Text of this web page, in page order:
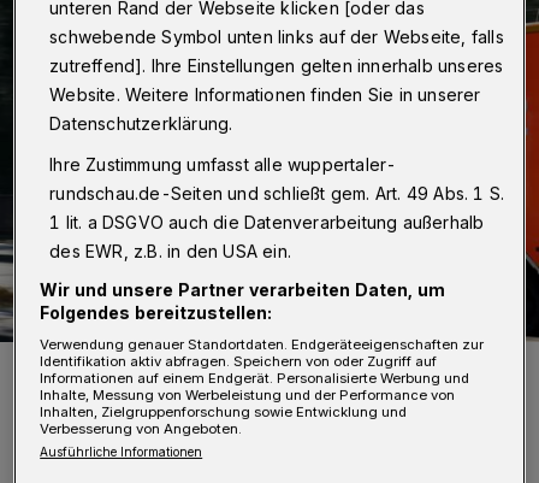
Symbolfoto.
Foto: Pixabay
unteren Rand der Webseite klicken [oder das
schwebende Symbol unten links auf der Webseite, falls
zutreffend]. Ihre Einstellungen gelten innerhalb unseres
Website. Weitere Informationen finden Sie in unserer
Datenschutzerklärung.
Ihre Zustimmung umfasst alle wuppertaler-
rundschau.de-Seiten und schließt gem. Art. 49 Abs. 1 S.
1 lit. a DSGVO auch die Datenverarbeitung außerhalb
des EWR, z.B. in den USA ein.
Wir und unsere Partner verarbeiten Daten, um
Folgendes bereitzustellen:
Verwendung genauer Standortdaten. Endgeräteeigenschaften zur
Identifikation aktiv abfragen. Speichern von oder Zugriff auf
Informationen auf einem Endgerät. Personalisierte Werbung und
Inhalte, Messung von Werbeleistung und der Performance von
Inhalten, Zielgruppenforschung sowie Entwicklung und
Verbesserung von Angeboten.
Ausführliche Informationen